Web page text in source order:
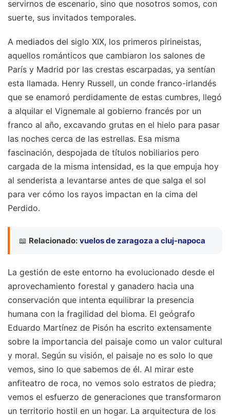
servirnos de escenario, sino que nosotros somos, con
suerte, sus invitados temporales.
A mediados del siglo XIX, los primeros pirineistas,
aquellos románticos que cambiaron los salones de
París y Madrid por las crestas escarpadas, ya sentían
esta llamada. Henry Russell, un conde franco-irlandés
que se enamoró perdidamente de estas cumbres, llegó
a alquilar el Vignemale al gobierno francés por un
franco al año, excavando grutas en el hielo para pasar
las noches cerca de las estrellas. Esa misma
fascinación, despojada de títulos nobiliarios pero
cargada de la misma intensidad, es la que empuja hoy
al senderista a levantarse antes de que salga el sol
para ver cómo los rayos impactan en la cima del
Perdido.
📖 Relacionado: vuelos de zaragoza a cluj-napoca
La gestión de este entorno ha evolucionado desde el
aprovechamiento forestal y ganadero hacia una
conservación que intenta equilibrar la presencia
humana con la fragilidad del bioma. El geógrafo
Eduardo Martínez de Pisón ha escrito extensamente
sobre la importancia del paisaje como un valor cultural
y moral. Según su visión, el paisaje no es solo lo que
vemos, sino lo que sabemos de él. Al mirar este
anfiteatro de roca, no vemos solo estratos de piedra;
vemos el esfuerzo de generaciones que transformaron
un territorio hostil en un hogar. La arquitectura de los